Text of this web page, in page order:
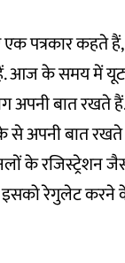
पत्रकार कहते
हैं. आज के समय में
अपनी बात रखते
अपनी बात
के रजिस्ट्रेशन
इसको रेगुलेट करने